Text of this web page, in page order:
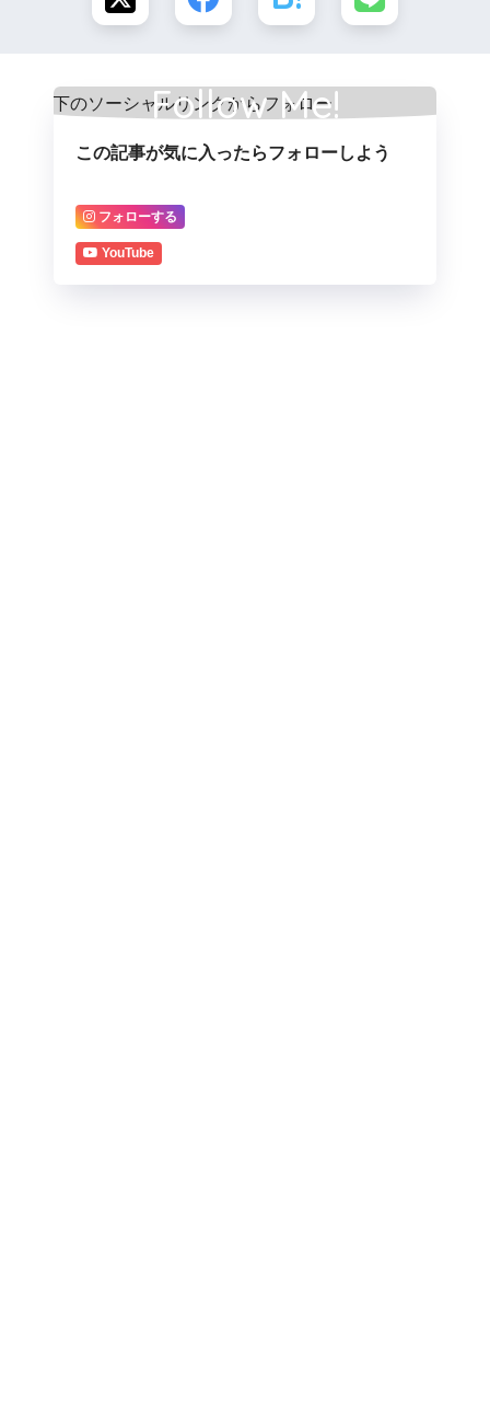
Follow Me!
この記事が気に入ったらフォローしよう
フォローする
YouTube